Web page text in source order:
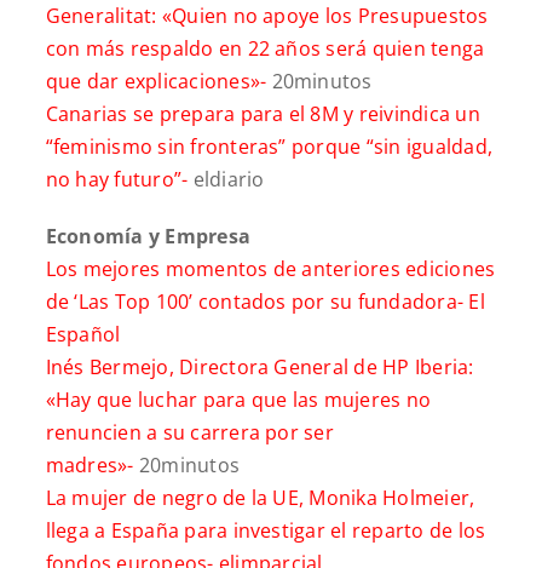
Generalitat: «Quien no apoye los Presupuestos
con más respaldo en 22 años será quien tenga
que dar explicaciones»- 20minutos
Canarias se prepara para el 8M y reivindica un
“feminismo sin fronteras” porque “sin igualdad,
no hay futuro”- eldiario
Economía y Empresa
Los mejores momentos de anteriores ediciones
de ‘Las Top 100’ contados por su fundadora- El
Español
Inés Bermejo, Directora General de HP Iberia:
«Hay que luchar para que las mujeres no
renuncien a su carrera por ser
madres»- 20minutos
La mujer de negro de la UE, Monika Holmeier,
llega a España para investigar el reparto de los